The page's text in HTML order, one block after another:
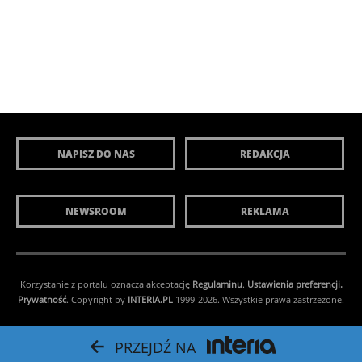
NAPISZ DO NAS REDAKCJA
NEWSROOM REKLAMA
Korzystanie z portalu oznacza akceptację Regulaminu. Ustawienia preferencji.
Prywatność. Copyright by INTERIA.PL 1999-2026. Wszystkie prawa zastrzeżone.
PRZEJDŹ NA